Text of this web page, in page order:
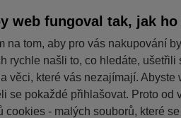
web fungoval tak, jak
na tom, aby pro vás nakupování
rychle našli to, co hledáte,
věci, které vás nezajímají.
se pokaždé přihlašovat. Proto od
cookies - malých souborů, které